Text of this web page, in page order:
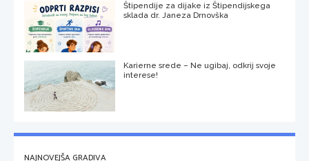
Štipendije za dijake iz Štipendijskega
sklada dr. Janeza Drnovška
Karierne srede – Ne ugibaj, odkrij svoje
interese!
NAJNOVEJŠA GRADIVA